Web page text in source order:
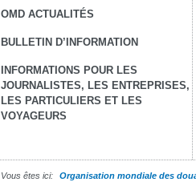
OMD ACTUALITÉS
BULLETIN D’INFORMATION
INFORMATIONS POUR LES
JOURNALISTES, LES ENTREPRISES,
LES PARTICULIERS ET LES
VOYAGEURS
Vous êtes ici: Organisation mondiale des